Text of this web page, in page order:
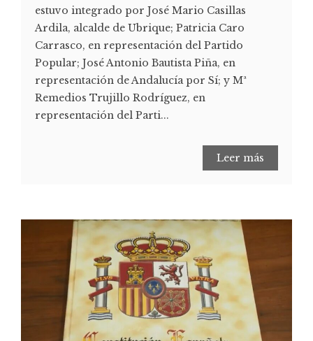
estuvo integrado por José Mario Casillas
Ardila, alcalde de Ubrique; Patricia Caro
Carrasco, en representación del Partido
Popular; José Antonio Bautista Piña, en
representación de Andalucía por Sí; y Mª
Remedios Trujillo Rodríguez, en
representación del Parti...
Leer más